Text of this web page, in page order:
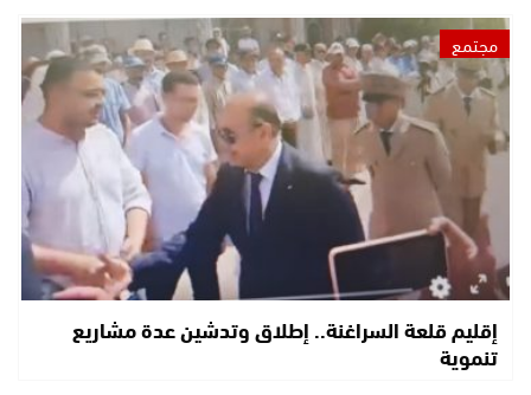
مجتمع
إقليم قلعة السراغنة.. إطلاق وتدشين عدة مشاريع
تنموية